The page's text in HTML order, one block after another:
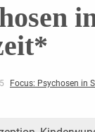
Focus: Psychosen in